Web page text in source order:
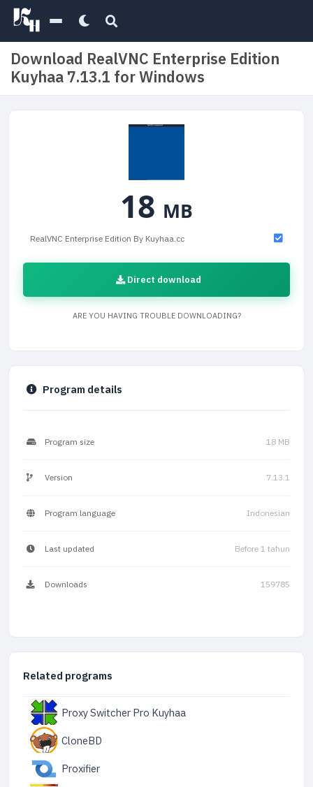
Download RealVNC Enterprise Edition
Kuyhaa 7.13.1 for Windows
18 MB
RealVNC Enterprise Edition By Kuyhaa.cc
Direct download
ARE YOU HAVING TROUBLE DOWNLOADING?
Program details
Program size 18 MB
Version 7.13.1
Program language Indonesian
Last updated Before 1 tahun
Downloads 159785
Related programs
Proxy Switcher Pro Kuyhaa
CloneBD
Proxifier